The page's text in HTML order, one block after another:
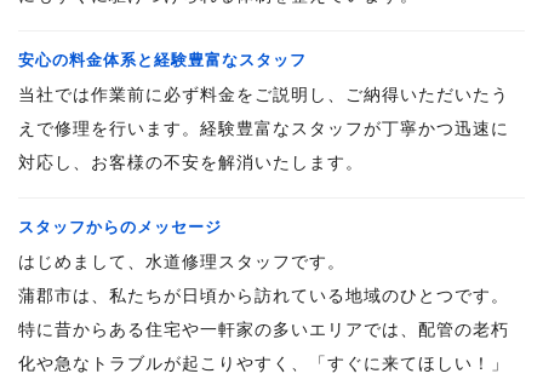
安心の料金体系と経験豊富なスタッフ
当社では作業前に必ず料金をご説明し、ご納得いただいたう
えで修理を行います。経験豊富なスタッフが丁寧かつ迅速に
対応し、お客様の不安を解消いたします。
スタッフからのメッセージ
はじめまして、水道修理スタッフです。
蒲郡市は、私たちが日頃から訪れている地域のひとつです。
特に昔からある住宅や一軒家の多いエリアでは、配管の老朽
化や急なトラブルが起こりやすく、「すぐに来てほしい！」